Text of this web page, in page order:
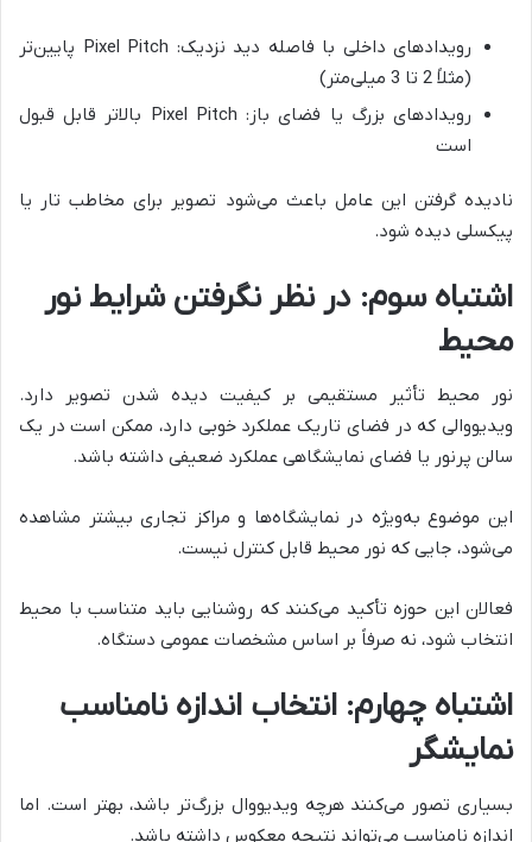
رویدادهای داخلی با فاصله دید نزدیک: Pixel Pitch پایین‌تر
(مثلاً 2 تا 3 میلی‌متر)
رویدادهای بزرگ یا فضای باز: Pixel Pitch بالاتر قابل قبول
است
نادیده گرفتن این عامل باعث می‌شود تصویر برای مخاطب تار یا
پیکسلی دیده شود.
اشتباه سوم: در نظر نگرفتن شرایط نور
محیط
نور محیط تأثیر مستقیمی بر کیفیت دیده شدن تصویر دارد.
ویدیووالی که در فضای تاریک عملکرد خوبی دارد، ممکن است در یک
سالن پرنور یا فضای نمایشگاهی عملکرد ضعیفی داشته باشد.
این موضوع به‌ویژه در نمایشگاه‌ها و مراکز تجاری بیشتر مشاهده
می‌شود، جایی که نور محیط قابل کنترل نیست.
فعالان این حوزه تأکید می‌کنند که روشنایی باید متناسب با محیط
انتخاب شود، نه صرفاً بر اساس مشخصات عمومی دستگاه.
اشتباه چهارم: انتخاب اندازه نامناسب
نمایشگر
بسیاری تصور می‌کنند هرچه ویدیووال بزرگ‌تر باشد، بهتر است. اما
اندازه نامناسب می‌تواند نتیجه معکوس داشته باشد.